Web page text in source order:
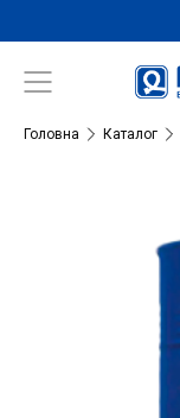
Головна Каталог